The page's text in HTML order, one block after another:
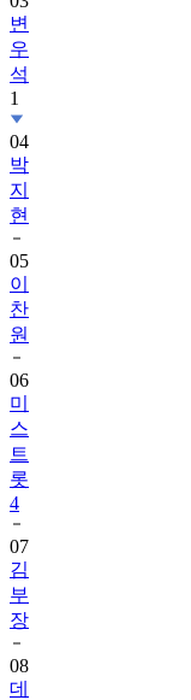
변
우
석
1
04
박
지
현
05
이
찬
원
06
미
스
트
롯
4
07
김
부
장
08
데